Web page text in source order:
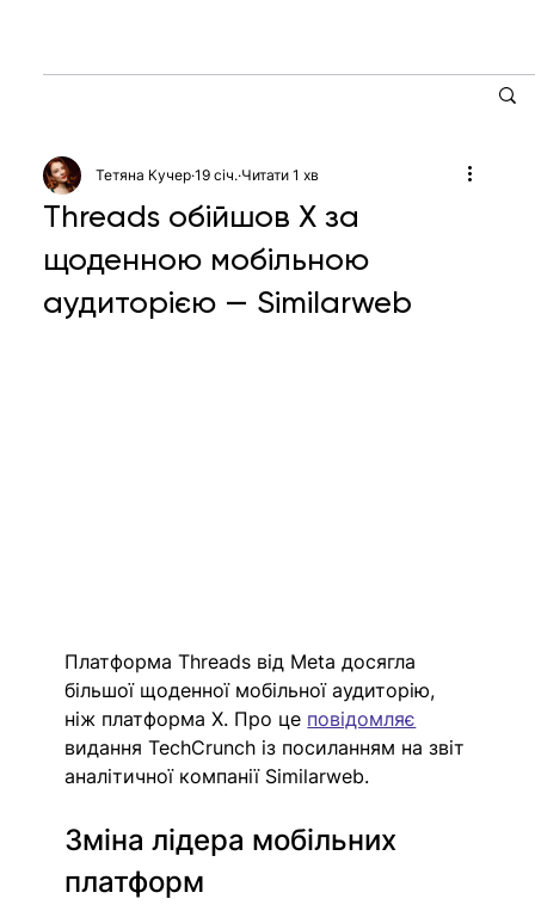
Threads обійшов X за
щоденною мобільною
аудиторією — Similarweb
Тетяна Кучер 19 січ. Читати 1 хв
Платформа Threads від Meta досягла
більшої щоденної мобільної аудиторію,
ніж платформа X. Про це повідомляє
видання TechCrunch із посиланням на звіт
аналітичної компанії Similarweb.
Зміна лідера мобільних
платформ